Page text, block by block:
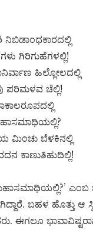
ಗಿರಿಗುಹೆಗಳಲ್ಲಿ!
ಹಿಲ್ಲೋಲದಲ್ಲಿ
ಪರಿಮಳವ ಚೆಲ್ಲಿ!
ಮಿಂಚು ಬೆಳಕಿನಲ್ಲಿ
ಕಾಣುತಿಹುದಿಲ್ಲಿ!
ಮಹಾಸಮಾಧಿಯಲ್ಲಿ?’
ಬಹಳ ಹೊತ್ತು ಆ
ಈಗಲೂ